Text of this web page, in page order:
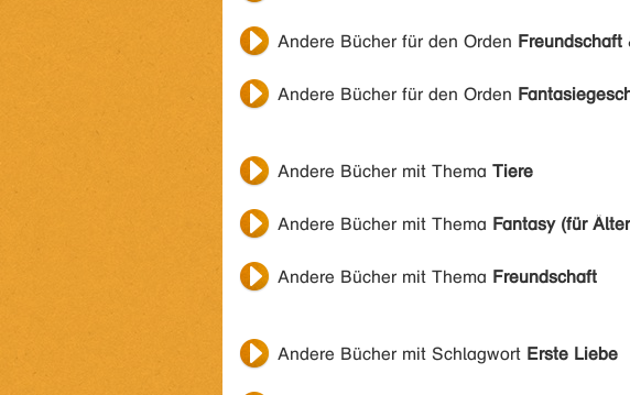
Andere Bücher für den Orden Freundschaft
Andere Bücher für den Orden
Andere Bücher mit Thema Tiere
Andere Bücher mit Thema Fantasy (für
Andere Bücher mit Thema Freundschaft
Andere Bücher mit Schlagwort Erste Liebe